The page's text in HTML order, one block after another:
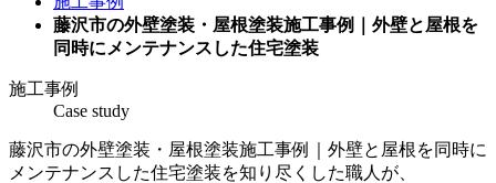
藤沢市の外壁塗装・屋根塗装施工事例｜外壁と屋根を
同時にメンテナンスした住宅塗装
施工事例
Case study
藤沢市の外壁塗装・屋根塗装施工事例｜外壁と屋根を同時に
メンテナンスした住宅塗装を知り尽くした職人が、